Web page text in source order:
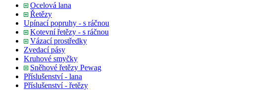
Ocelová lana
Řetězy
Upínací popruhy - s ráčnou
Kotevní řetězy - s ráčnou
Vázací prostředky
Zvedací pásy
Kruhové smyčky
Sněhové řetězy Pewag
Příslušenství - lana
Příslušenství - řetězy